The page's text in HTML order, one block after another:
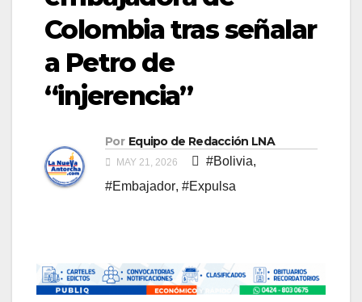
Colombia tras señalar
a Petro de
“injerencia”
Por Equipo de Redacción LNA
MAY 21, 2026 #Bolivia,
#Embajador, #Expulsa